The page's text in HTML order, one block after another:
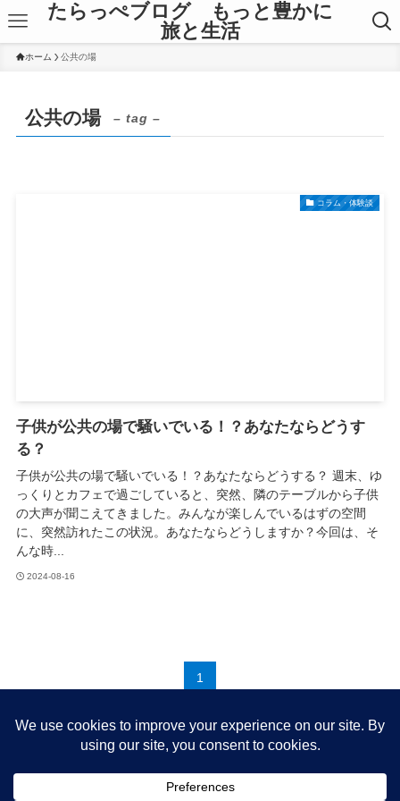
たらっぺブログ もっと豊かに
旅と生活
ホーム 公共の場
公共の場 – tag –
コラム・体験談
子供が公共の場で騒いでいる！？あなたならどうす
る？
子供が公共の場で騒いでいる！？あなたならどうする？ 週末、ゆ
っくりとカフェで過ごしていると、突然、隣のテーブルから子供
の大声が聞こえてきました。みんなが楽しんでいるはずの空間
に、突然訪れたこの状況。あなたならどうしますか？今回は、そ
んな時...
2024-08-16
1